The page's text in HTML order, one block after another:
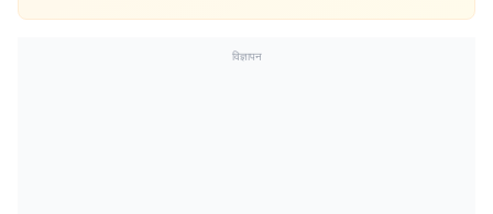
विज्ञापन